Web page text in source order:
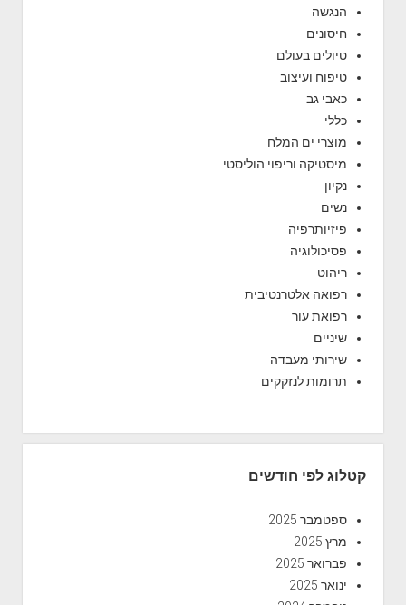
הנגשה
חיסונים
טיולים בעולם
טיפוח ועיצוב
כאבי גב
כללי
מוצרי ים המלח
מיסטיקה וריפוי הוליסטי
נקיון
נשים
פיזיותרפיה
פסיכולוגיה
ריהוט
רפואה אלטרנטיבית
רפואת עור
שיניים
שירותי מעבדה
תרומות לנזקקים
קטלוג לפי חודשים
ספטמבר 2025
מרץ 2025
פברואר 2025
ינואר 2025